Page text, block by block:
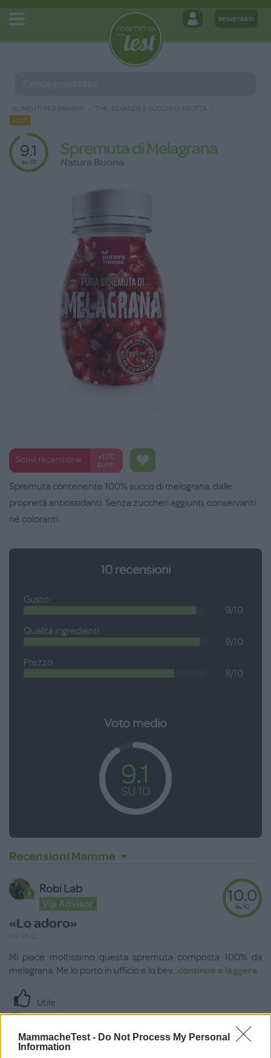
MammacheTest - Do Not Process My Personal
Information
ALIMENTI PER BAMBINI THE, BEVANDE E SUCCHI DI FRUTTA
HOT
9.1
su 10
Spremuta di Melagrana
Natura Buona
Scrivi recensione
+100
punti
Spremuta contenente 100% succo di melograna, dalle
proprietà antiossidanti. Senza zuccheri aggiunti, conservanti
né coloranti.
10 recensioni
Gusto
9/10
Qualità ingredienti
9/10
Prezzo
8/10
Voto medio
9.1
SU 10
Recensioni Mamme
Robi Lab
Vip Advisor
«Lo adoro»
10.0
su 10
Mi piace moltissimo questa spremuta composta 100% da
melagrana. Me lo porto in ufficio e lo bev continua a leggere
Utile
(0)
Anna1980